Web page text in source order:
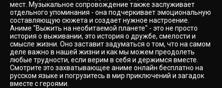
мест. Музыкальное сопровождение также заслуживает
отдельного упоминания - она подчеркивает эмоциональную
составляющую сюжета и создает нужное настроение.
Аниме "Выжить на необитаемой планете" - это не просто
история о выживании, это история о дружбе, смелости и
смысле жизни. Оно заставит задуматься о том, что на самом
деле важно в нашей жизни и как мы можем преодолеть
любые трудности, если верим в себя и держимся вместе.
Смотрите это захватывающее аниме онлайн бесплатно на
русском языке и погрузитесь в мир приключений и загадок
вместе с героями.